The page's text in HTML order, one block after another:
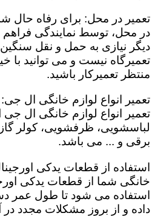
تعمیر در محل: برای رفاه حال
در محل، توسط نمایندگی
دیگر نیازی به حمل و نقل
تعمیرگاه نیست و می توانید با
منتظر تعمیرکار باشید.
تعمیر انواع لوازم خانگی ال
تعمیر انواع لوازم خانگی ال جی
لباسشویی، ظرفشویی، کولر
برقی و ... می باشد.
استفاده از قطعات یدکی
خانگی شما از قطعات یدکی
استفاده می شود تا طول عمر
داده و از بروز مشکلات مجدد در